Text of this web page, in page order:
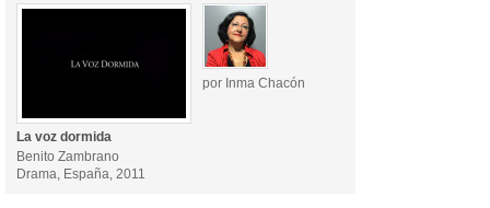
por Inma Chacón
La voz dormida
Benito Zambrano
Drama, España, 2011